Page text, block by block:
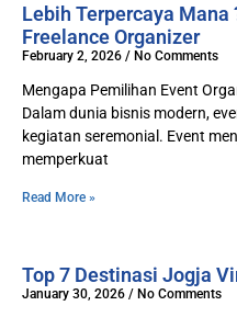
Lebih Terpercaya Mana
Freelance Organizer
February 2, 2026 No Comments
Mengapa Pemilihan Event
Dalam dunia bisnis modern,
kegiatan seremonial. Event
memperkuat
Read More »
Top 7 Destinasi Jogja
January 30, 2026 No Comments